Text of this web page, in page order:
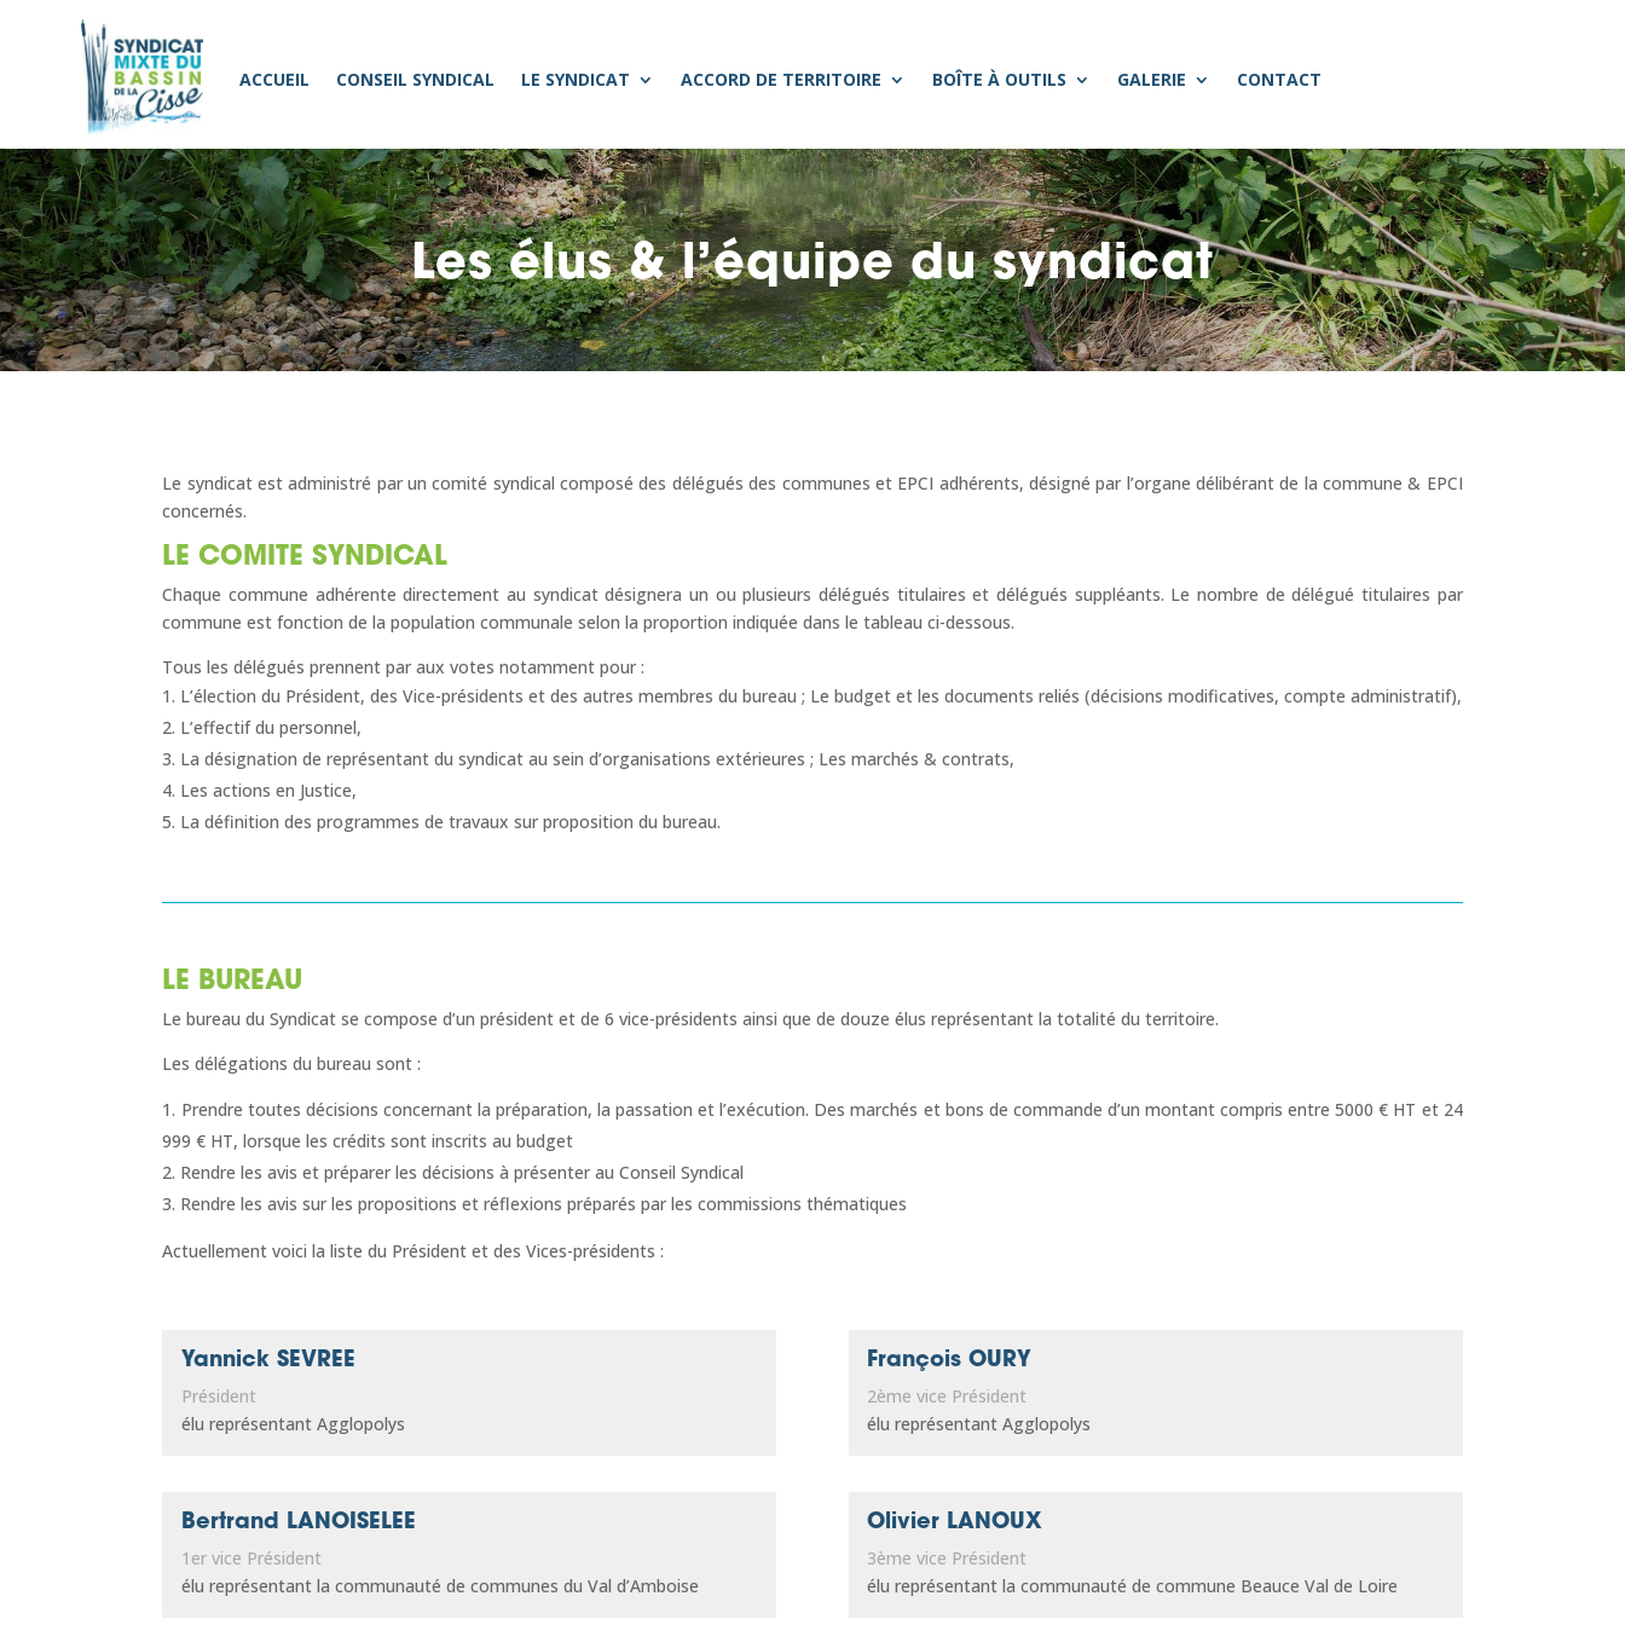
ACCUEIL CONSEIL SYNDICAL LE SYNDICAT ACCORD DE TERRITOIRE BOÎTE À OUTILS GALERIE CONTACT
Les élus & l’équipe du syndicat
Le syndicat est administré par un comité syndical composé des délégués des communes et EPCI adhérents, désigné par l’organe délibérant de la commune & EPCI
concernés.
LE COMITE SYNDICAL
Chaque commune adhérente directement au syndicat désignera un ou plusieurs délégués titulaires et délégués suppléants. Le nombre de délégué titulaires par
commune est fonction de la population communale selon la proportion indiquée dans le tableau ci-dessous.
Tous les délégués prennent par aux votes notamment pour :
L’élection du Président, des Vice-présidents et des autres membres du bureau ; Le budget et les documents reliés (décisions modificatives, compte administratif),
L’effectif du personnel,
La désignation de représentant du syndicat au sein d’organisations extérieures ; Les marchés & contrats,
Les actions en Justice,
La définition des programmes de travaux sur proposition du bureau.
LE BUREAU
Le bureau du Syndicat se compose d’un président et de 6 vice-présidents ainsi que de douze élus représentant la totalité du territoire.
Les délégations du bureau sont :
Prendre toutes décisions concernant la préparation, la passation et l’exécution. Des marchés et bons de commande d’un montant compris entre 5000 € HT et 24
999 € HT, lorsque les crédits sont inscrits au budget
Rendre les avis et préparer les décisions à présenter au Conseil Syndical
Rendre les avis sur les propositions et réflexions préparés par les commissions thématiques
Actuellement voici la liste du Président et des Vices-présidents :
Yannick SEVREE
Président
élu représentant Agglopolys
Bertrand LANOISELEE
1er vice Président
élu représentant la communauté de communes du Val d’Amboise
François OURY
2ème vice Président
élu représentant Agglopolys
Olivier LANOUX
3ème vice Président
élu représentant la communauté de commune Beauce Val de Loire